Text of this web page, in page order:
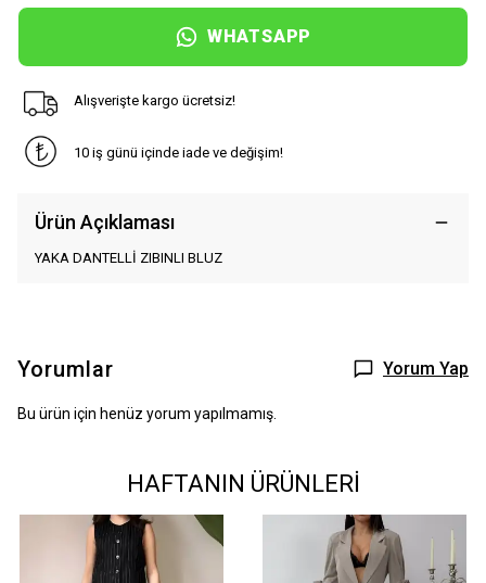
WHATSAPP
Alışverişte kargo ücretsiz!
10 iş günü içinde iade ve değişim!
Ürün Açıklaması
YAKA DANTELLİ ZIBINLI BLUZ
Yorumlar Yorum Yap
Bu ürün için henüz yorum yapılmamış.
HAFTANIN ÜRÜNLERİ